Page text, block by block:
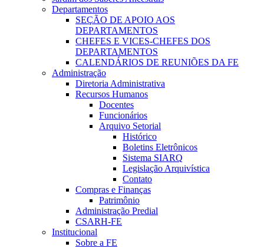
Departamentos
SEÇÃO DE APOIO AOS
DEPARTAMENTOS
CHEFES E VICES-CHEFES DOS
DEPARTAMENTOS
CALENDÁRIOS DE REUNIÕES DA FE
Administração
Diretoria Administrativa
Recursos Humanos
Docentes
Funcionários
Arquivo Setorial
Histórico
Boletins Eletrônicos
Sistema SIARQ
Legislação Arquivística
Contato
Compras e Finanças
Patrimônio
Administração Predial
CSARH-FE
Institucional
Sobre a FE